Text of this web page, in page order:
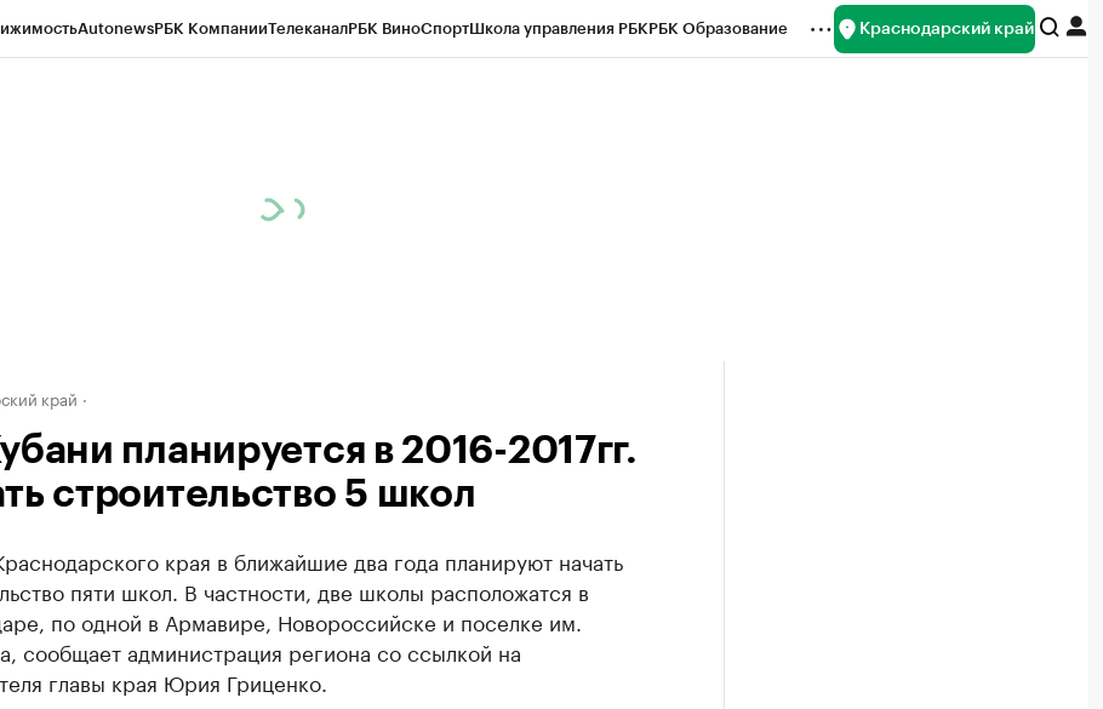
AutonewsРБК КомпанииТелеканалРБК ВиноСпортШкола управления РБКРБК Образование Краснодарский край
край
планируется в 2016-2017гг.
строительство 5 школ
края в ближайшие два года планируют начать
пяти школ. В частности, две школы расположатся в
по одной в Армавире, Новороссийске и поселке им.
сообщает администрация региона со ссылкой на
главы края Юрия Гриценко.